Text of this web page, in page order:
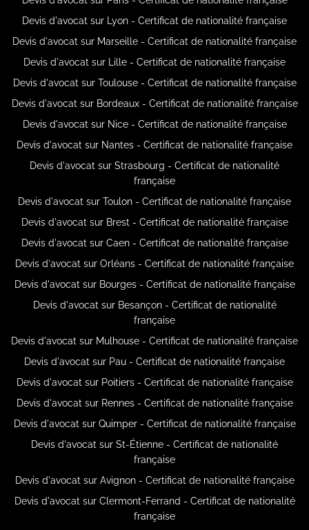
Devis d'avocat sur Lyon - Certificat de nationalité française
Devis d'avocat sur Marseille - Certificat de nationalité française
Devis d'avocat sur Lille - Certificat de nationalité française
Devis d'avocat sur Toulouse - Certificat de nationalité française
Devis d'avocat sur Bordeaux - Certificat de nationalité française
Devis d'avocat sur Nice - Certificat de nationalité française
Devis d'avocat sur Nantes - Certificat de nationalité française
Devis d'avocat sur Strasbourg - Certificat de nationalité
française
Devis d'avocat sur Toulon - Certificat de nationalité française
Devis d'avocat sur Brest - Certificat de nationalité française
Devis d'avocat sur Caen - Certificat de nationalité française
Devis d'avocat sur Orléans - Certificat de nationalité française
Devis d'avocat sur Bourges - Certificat de nationalité française
Devis d'avocat sur Besançon - Certificat de nationalité
française
Devis d'avocat sur Mulhouse - Certificat de nationalité française
Devis d'avocat sur Pau - Certificat de nationalité française
Devis d'avocat sur Poitiers - Certificat de nationalité française
Devis d'avocat sur Rennes - Certificat de nationalité française
Devis d'avocat sur Quimper - Certificat de nationalité française
Devis d'avocat sur St-Étienne - Certificat de nationalité
française
Devis d'avocat sur Avignon - Certificat de nationalité française
Devis d'avocat sur Clermont-Ferrand - Certificat de nationalité
française